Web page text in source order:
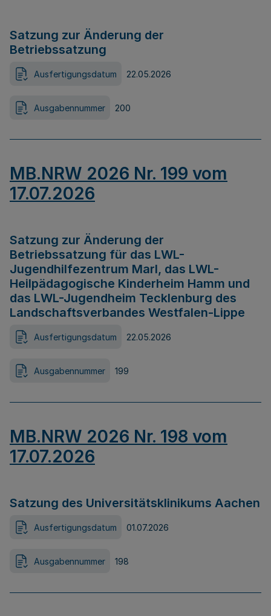
Satzung zur Änderung der
Betriebssatzung
Ausfertigungsdatum 22.05.2026
Ausgabennummer 200
MB.NRW 2026 Nr. 199 vom
17.07.2026
Satzung zur Änderung der
Betriebssatzung für das LWL-
Jugendhilfezentrum Marl, das LWL-
Heilpädagogische Kinderheim Hamm und
das LWL-Jugendheim Tecklenburg des
Landschaftsverbandes Westfalen-Lippe
Ausfertigungsdatum 22.05.2026
Ausgabennummer 199
MB.NRW 2026 Nr. 198 vom
17.07.2026
Satzung des Universitätsklinikums Aachen
Ausfertigungsdatum 01.07.2026
Ausgabennummer 198